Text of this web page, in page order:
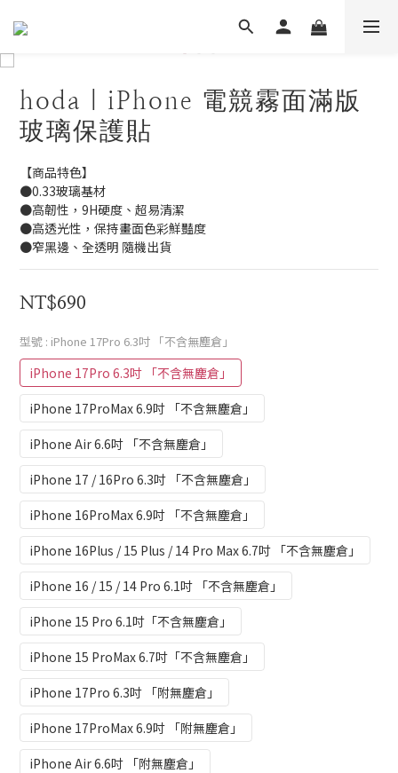
hoda｜iPhone 電競霧面滿版
玻璃保護貼
【商品特色】
●0.33玻璃基材
●高韌性，9H硬度、超易清潔
●高透光性，保持畫面色彩鮮豔度
●窄黑邊、全透明 隨機出貨
NT$690
型號 : iPhone 17Pro 6.3吋 「不含無塵倉」
iPhone 17Pro 6.3吋 「不含無塵倉」
iPhone 17ProMax 6.9吋 「不含無塵倉」
iPhone Air 6.6吋 「不含無塵倉」
iPhone 17 / 16Pro 6.3吋 「不含無塵倉」
iPhone 16ProMax 6.9吋 「不含無塵倉」
iPhone 16Plus / 15 Plus / 14 Pro Max 6.7吋 「不含無塵倉」
iPhone 16 / 15 / 14 Pro 6.1吋 「不含無塵倉」
iPhone 15 Pro 6.1吋「不含無塵倉」
iPhone 15 ProMax 6.7吋「不含無塵倉」
iPhone 17Pro 6.3吋 「附無塵倉」
iPhone 17ProMax 6.9吋 「附無塵倉」
iPhone Air 6.6吋 「附無塵倉」